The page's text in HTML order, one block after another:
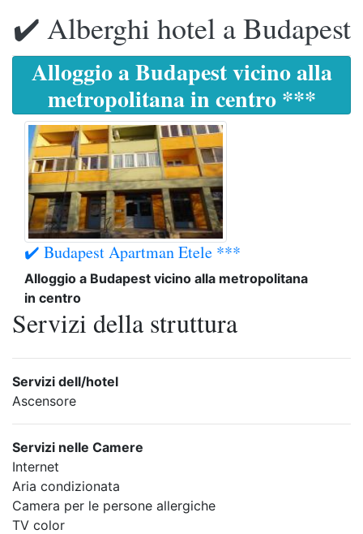
✔️ Alberghi hotel a Budapest
Alloggio a Budapest vicino alla
metropolitana in centro ***
✔️ Budapest Apartman Etele ***
Alloggio a Budapest vicino alla metropolitana
in centro
Servizi della struttura
Servizi dell/hotel
Ascensore
Servizi nelle Camere
Internet
Aria condizionata
Camera per le persone allergiche
TV color